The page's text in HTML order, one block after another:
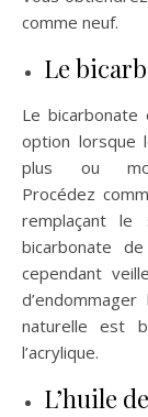
comme neuf.
Le
Le bicarbonate
option lorsque
plus ou
Procédez
remplaçant le
bicarbonate
cependant
naturelle est
l’acrylique.
L’huile